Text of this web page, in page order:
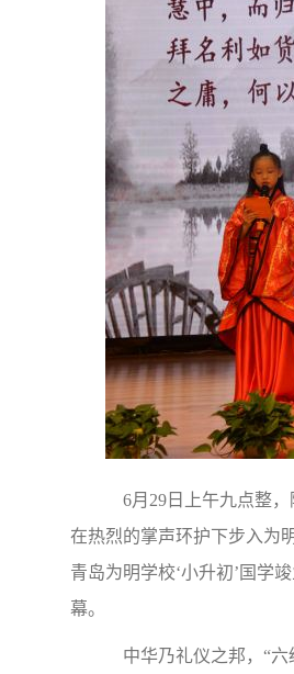
6月29日上午九点整，
在热烈的掌声环护下步入为
青岛为明学校‘小升初’国学
幕。
中华乃礼仪之邦，“六